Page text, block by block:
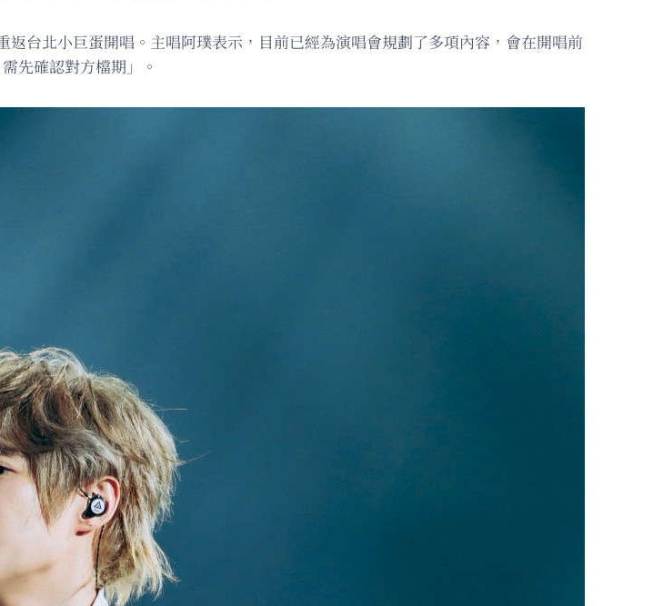
台北小巨蛋開唱。主唱阿璞表示，目前已經為演唱會規劃了多項內容，會在開唱前
先確認對方檔期」。